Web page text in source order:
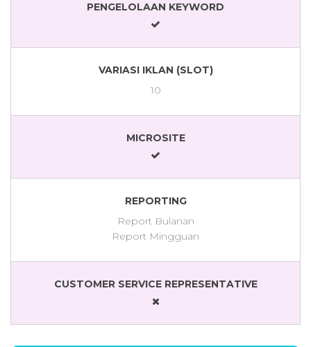
PENGELOLAAN KEYWORD
VARIASI IKLAN (SLOT)
10
MICROSITE
REPORTING
Report Bulanan
Report Mingguan
CUSTOMER SERVICE REPRESENTATIVE